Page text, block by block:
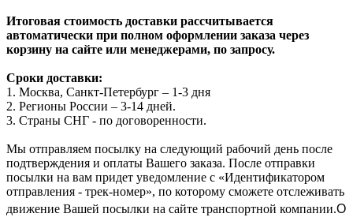
Итоговая стоимость доставки рассчитывается
автоматически при полном оформлении заказа через
корзину на сайте или менеджерами, по запросу.
Сроки доставки:
1. Москва, Санкт-Петербург – 1-3 дня
2. Регионы России – 3-14 дней.​
3. Страны СНГ - по договоренности.
Мы отправляем посылку на следующий рабочий день после
подтверждения и оплаты Вашего заказа. После отправки
посылки на вам придет уведомление с «Идентификатором
отправления - трек-номер», по которому сможете отслеживать
движение Вашей посылки на сайте транспортной компании.О